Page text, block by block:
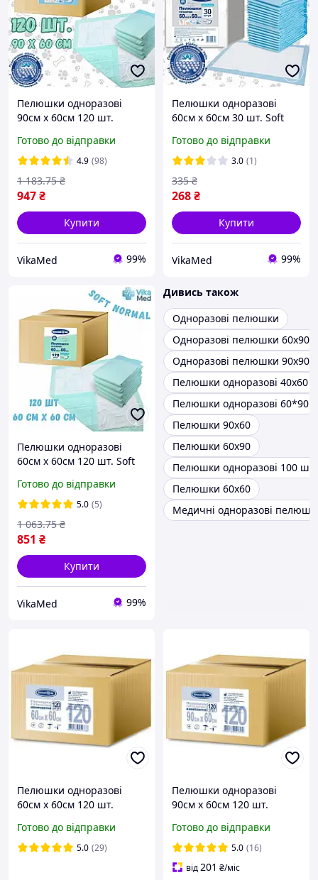
Пелюшки одноразові
90см х 60см 120 шт.
Готово до відправки
4.9 (98)
947₴
1 183.75 ₴
Купити
VikaMed 99%
Пелюшки одноразові
60см х 60см 30 шт. Soft
Готово до відправки
3.0 (1)
268₴
335 ₴
Купити
VikaMed 99%
Пелюшки одноразові
60см х 60см 120 шт. Soft
Готово до відправки
5.0 (5)
851 ₴
1 063.75 ₴
Купити
VikaMed 99%
Дивись також
Одноразові пелюшки
Одноразові пелюшки 60х90
Одноразові пелюшки 90х90
Пелюшки одноразові 40х60
Пелюшки одноразові 60*90
Пелюшки 90х60
Пелюшки 60х90
Пелюшки одноразові 100 шт
Пелюшки 60х60
Медичні одноразові
Пелюшки одноразові
60см х 60см 120 шт.
коробці)
Готово до відправки
5.0 (29)
Пелюшки одноразові
90см х 60см 120 шт.
поглинаючі
Готово до відправки
5.0 (16)
від201 ₴/міс